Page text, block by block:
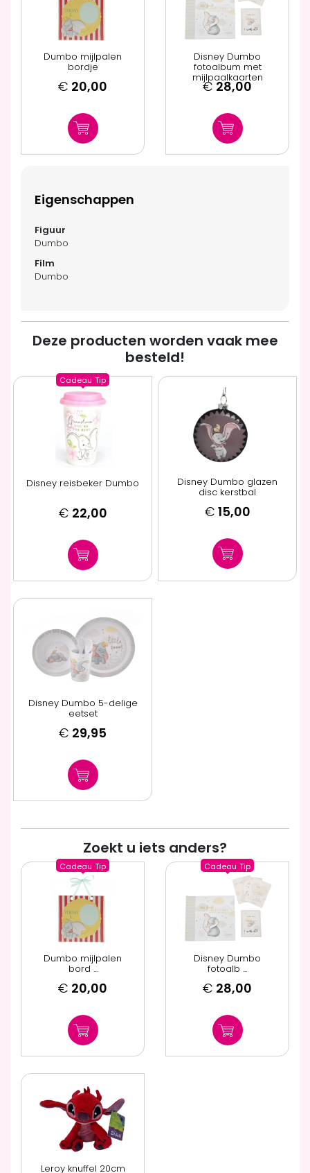
Dumbo mijlpalen
bordje
€ 20,00
Disney Dumbo
fotoalbum met
mijlpaalkaarten
€ 28,00
Eigenschappen
Dumbo
Dumbo
Deze producten worden vaak mee
besteld!
Cadeau Tip
Disney reisbeker Dumbo
€ 22,00
Disney Dumbo glazen
disc kerstbal
€ 15,00
Disney Dumbo 5-delige
eetset
€ 29,95
Zoekt u iets anders?
Cadeau Tip
Dumbo mijlpalen
bord ...
€ 20,00
Cadeau Tip
Disney Dumbo
fotoalb ...
€ 28,00
Leroy knuffel 20cm